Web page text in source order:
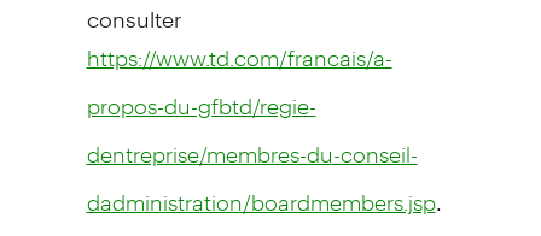
https://www.td.com/francais/a-
propos-du-gfbtd/regie-
dentreprise/membres-du-conseil-
dadministration/boardmembers.jsp.